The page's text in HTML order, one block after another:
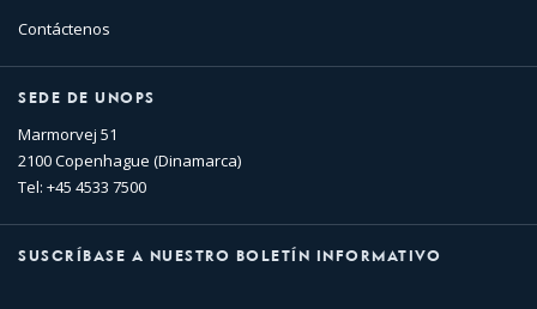
Contáctenos
SEDE DE UNOPS
Marmorvej 51
2100 Copenhague (Dinamarca)
Tel: +45 4533 7500
SUSCRÍBASE A NUESTRO BOLETÍN INFORMATIVO